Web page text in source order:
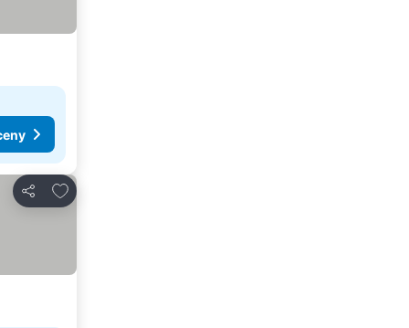
Sdílet
Přidat na seznam oblíbených hotelů